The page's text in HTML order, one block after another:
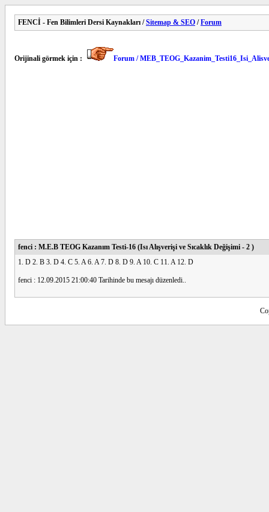
FENCİ - Fen Bilimleri Dersi Kaynakları /Sitemap & SEO /Forum
Orijinali görmek için : Forum /
fenci : M.E.B TEOG Kazanım Testi-16 (Isı Alışverişi ve Sıcaklık Değişimi - 2 )
1. D 2. B 3. D 4. C 5. A 6. A 7. D 8. D 9. A 10. C 11. A 12. D
fenci : 12.09.2015 21:00:40 Tarihinde bu mesajı düzenledi..